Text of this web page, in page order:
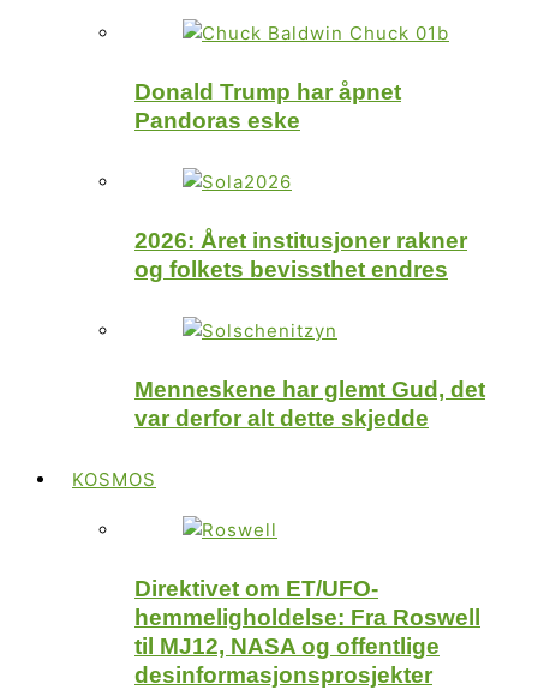
Donald Trump har åpnet
Pandoras eske
2026: Året institusjoner rakner
og folkets bevissthet endres
Menneskene har glemt Gud, det
var derfor alt dette skjedde
KOSMOS
Direktivet om ET/UFO-
hemmeligholdelse: Fra Roswell
til MJ12, NASA og offentlige
desinformasjonsprosjekter